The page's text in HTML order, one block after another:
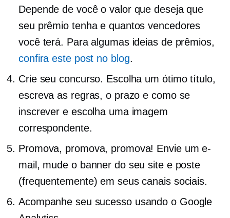
Depende de você o valor que deseja que
seu prêmio tenha e quantos vencedores
você terá. Para algumas ideias de prêmios,
confira este post no blog.
Crie seu concurso. Escolha um ótimo título,
escreva as regras, o prazo e como se
inscrever e escolha uma imagem
correspondente.
Promova, promova, promova! Envie um e-
mail, mude o banner do seu site e poste
(frequentemente) em seus canais sociais.
Acompanhe seu sucesso usando o Google